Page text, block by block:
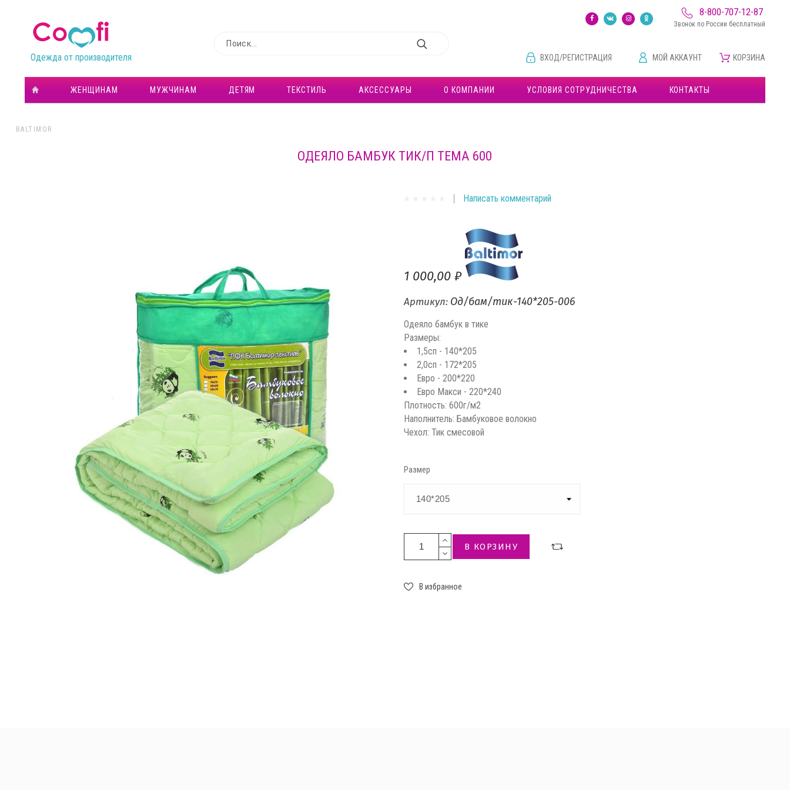
8-800-707-12-87
Звонок по России бесплатный
Одежда от производителя ВХОД/РЕГИСТРАЦИЯ МОЙ АККАУНТ КОРЗИНА
ЖЕНЩИНАМ МУЖЧИНАМ ДЕТЯМ ТЕКСТИЛЬ АКСЕССУАРЫ О КОМПАНИИ УСЛОВИЯ СОТРУДНИЧЕСТВА КОНТАКТЫ
BALTIMOR
ОДЕЯЛО БАМБУК ТИК/П ТЕМА 600
Написать комментарий
1 000,00 ₽
Артикул: Од/бам/тик-140*205-006
Одеяло бамбук в тике
Размеры:
1,5сп - 140*205
2,0сп - 172*205
Евро - 200*220
Евро Макси - 220*240
Плотность: 600г/м2
Наполнитель: Бамбуковое волокно
Чехол: Тик смесовой
Размер
В КОРЗИНУ
В избранное